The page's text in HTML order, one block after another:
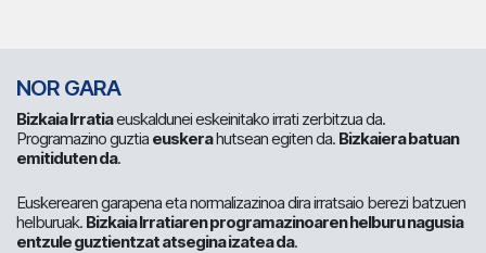
NOR GARA
Bizkaia Irratiaeuskaldunei eskeinitako irrati zerbitzua da.
Programazino guztia euskerahutsean egiten da. Bizkaiera batuan
emitiduten da.
Euskerearen garapena eta normalizazinoa dira irratsaio berezi batzuen
helburuak. Bizkaia Irratiaren programazinoaren helburu nagusia
entzule guztientzat atsegina izatea da.